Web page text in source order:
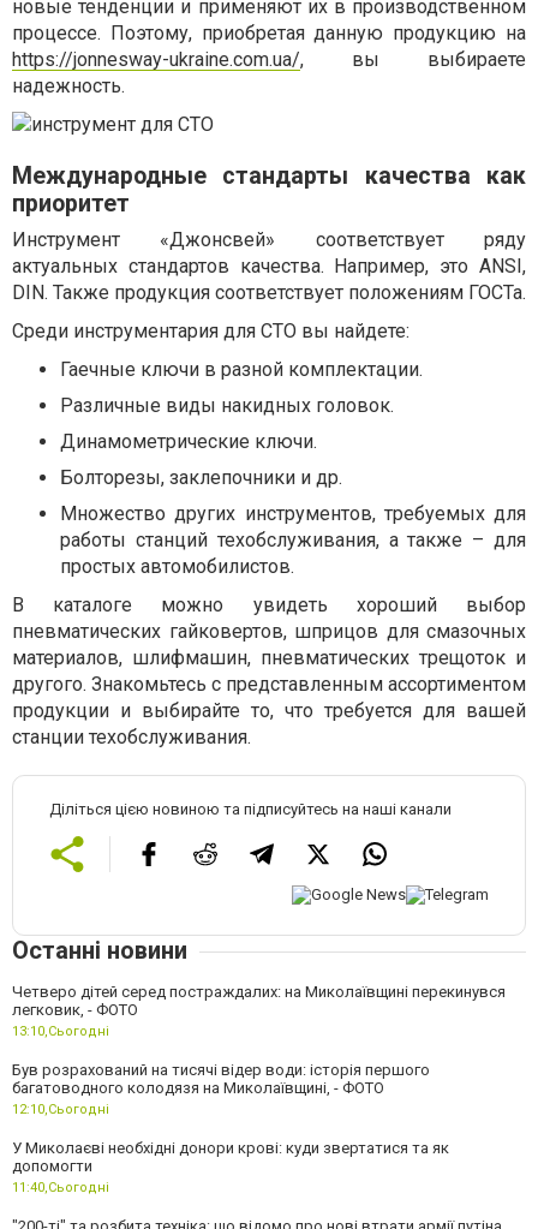
новые тенденции и применяют их в производственном
процессе. Поэтому, приобретая данную продукцию на
https://jonnesway-ukraine.com.ua/, вы выбираете
надежность.
Международные стандарты качества как
приоритет
Инструмент «Джонсвей» соответствует ряду
актуальных стандартов качества. Например, это ANSI,
DIN. Также продукция соответствует положениям ГОСТа.
Среди инструментария для СТО вы найдете:
Гаечные ключи в разной комплектации.
Различные виды накидных головок.
Динамометрические ключи.
Болторезы, заклепочники и др.
Множество других инструментов, требуемых для
работы станций техобслуживания, а также – для
простых автомобилистов.
В каталоге можно увидеть хороший выбор
пневматических гайковертов, шприцов для смазочных
материалов, шлифмашин, пневматических трещоток и
другого. Знакомьтесь с представленным ассортиментом
продукции и выбирайте то, что требуется для вашей
станции техобслуживания.
Діліться цією новиною та підписуйтесь на наші канали
Останні новини
Четверо дітей серед постраждалих: на Миколаївщині перекинувся
легковик, - ФОТО
13:10, Сьогодні
Був розрахований на тисячі відер води: історія першого
багатоводного колодязя на Миколаївщині, - ФОТО
12:10, Сьогодні
У Миколаєві необхідні донори крові: куди звертатися та як
допомогти
11:40, Сьогодні